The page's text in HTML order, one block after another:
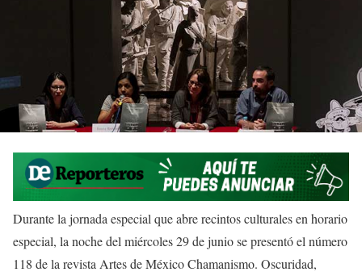
Durante la jornada especial que abre recintos culturales en horario
especial, la noche del miércoles 29 de junio se presentó el número
118 de la revista Artes de México Chamanismo. Oscuridad,